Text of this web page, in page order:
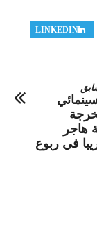
LINKEDIN
هاجر
في ربوع